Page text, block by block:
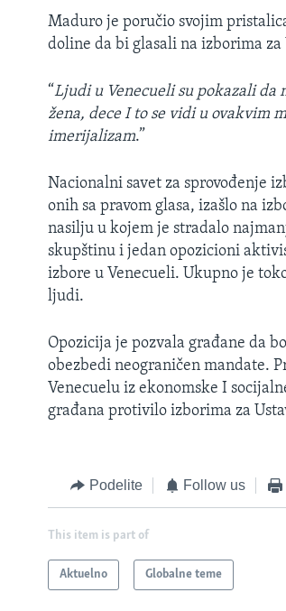
Maduro je poručio svojim
doline da bi glasali na izborima
“Ljudi u Venecueli su pokazali da
žena, dece I to se vidi u ovakvim
imerijalizam.”
Nacionalni savet za sprovođenje
onih sa pravom glasa, izašlo na
nasilju u kojem je stradalo
skupštinu i jedan opozicioni
izbore u Venecueli. Ukupno je
ljudi.
Opozicija je pozvala građane da
obezbedi neograničen mandate.
Venecuelu iz ekonomske I
građana protivilo izborima za
Podelite Follow us
This item is part of
Aktuelno Globalne teme